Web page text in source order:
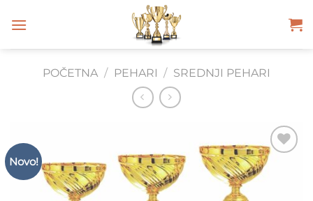
POČETNA / PEHARI / SREDNJI PEHARI
Novo!
Add to
Wishlist